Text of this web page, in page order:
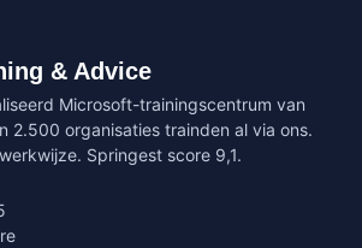
& Advice
Microsoft-trainingscentrum van
2.500 organisaties trainden al via ons.
Springest score 9,1.